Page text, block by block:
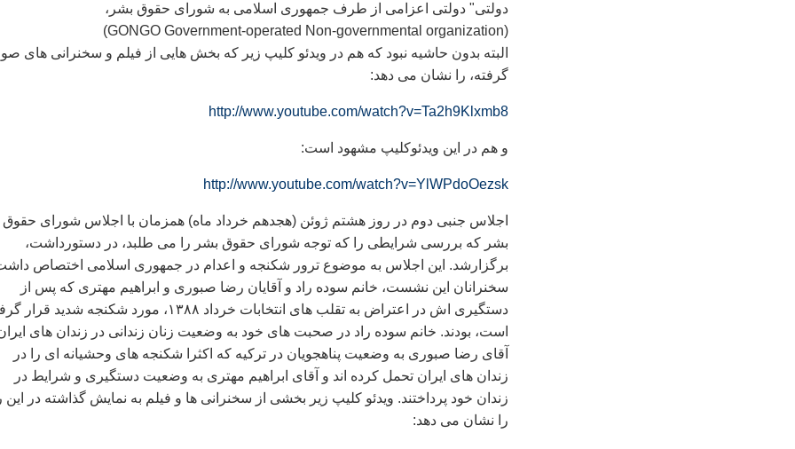
دولتی" دولتی اعزامی از طرف جمهوری اسلامی به شورای حقوق بشر،
(GONGO Government-operated Non-governmental organization)
البته بدون حاشيه نبود که هم در ویدئو کليپ زير که بخش هایی از فیلم و سخنرانی های
گرفته، را نشان می دهد:
http://www.youtube.com/watch?v=Ta2h9Klxmb8
و هم در اين ويدئوکليپ مشهود است:
http://www.youtube.com/watch?v=YlWPdoOezsk
اجلاس جنبی دوم در روز هشتم ژوئن (هجدهم خرداد ماه) همزمان با اجلاس شورای حقوق
بشر که بررسی شرايطی را که توجه شورای حقوق بشر را می طلبد، در دستورداشت،
برگزارشد. اين اجلاس به موضوع ترور شکنجه و اعدام در جمهوری اسلامی اختصاص
سخنرانان اين نشست، خانم سوده راد و آقايان رضا صبوری و ابراهیم مهتری که پس از
دستگيری اش در اعتراض به تقلب های انتخابات خرداد ۱۳۸۸، مورد شکنجه شديد
است، بودند. خانم سوده راد در صحبت های خود به وضعیت زنان زندانی در زندان های
آقای رضا صبوری به وضعیت پناهجویان در ترکیه که اکثرا شکنجه های وحشیانه ای را در
زندان های ایران تحمل کرده اند و آقای ابراهیم مهتری به وضعیت دستگیری و شرایط در
زندان خود پرداختند. ويدئو کليپ زير بخشی از سخنرانی ها و فیلم به نمايش گذاشته در اين
را نشان می دهد: